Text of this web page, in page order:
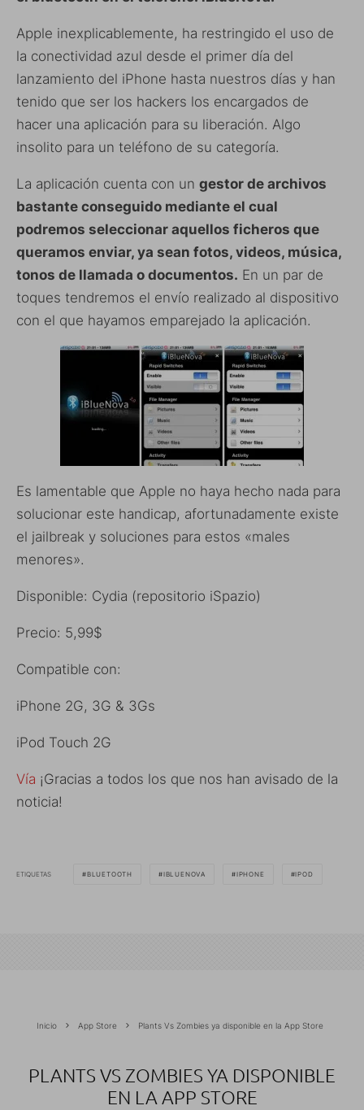
Apple inexplicablemente, ha restringido el uso de
la conectividad azul desde el primer día del
lanzamiento del iPhone hasta nuestros días y han
tenido que ser los hackers los encargados de
hacer una aplicación para su liberación. Algo
insolito para un teléfono de su categoría.
La aplicación cuenta con un gestor de archivos
bastante conseguido mediante el cual
podremos seleccionar aquellos ficheros que
queramos enviar, ya sean fotos, videos, música,
tonos de llamada o documentos. En un par de
toques tendremos el envío realizado al dispositivo
con el que hayamos emparejado la aplicación.
Es lamentable que Apple no haya hecho nada para
solucionar este handicap, afortunadamente existe
el jailbreak y soluciones para estos «males
menores».
Disponible: Cydia (repositorio iSpazio)
Precio: 5,99$
Compatible con:
iPhone 2G, 3G & 3Gs
iPod Touch 2G
Vía ¡Gracias a todos los que nos han avisado de la
noticia!
ETIQUETAS BLUETOOTH IBLUENOVA IPHONE IPOD
Inicio App Store Plants Vs Zombies ya disponible en la App Store
PLANTS VS ZOMBIES YA DISPONIBLE
EN LA APP STORE